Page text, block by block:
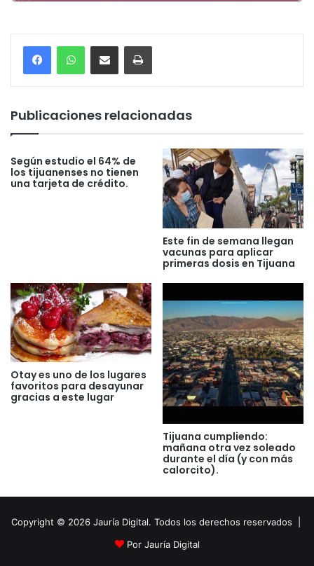
Compartir por correo electrónicoImprimir
Publicaciones relacionadas
Según estudio el 64% de
los tijuanenses no tienen
una tarjeta de crédito.
Este fin de semana llegan
vacunas para aplicar
primeras dosis en Tijuana
Otay es uno de los lugares
favoritos para desayunar
gracias a este lugar
Tijuana cumpliendo:
mañana otra vez soleado
durante el día (y con más
calorcito).
Copyright © 2026 Jauría Digital. Todos los derechos reservados |
Por Jauría Digital